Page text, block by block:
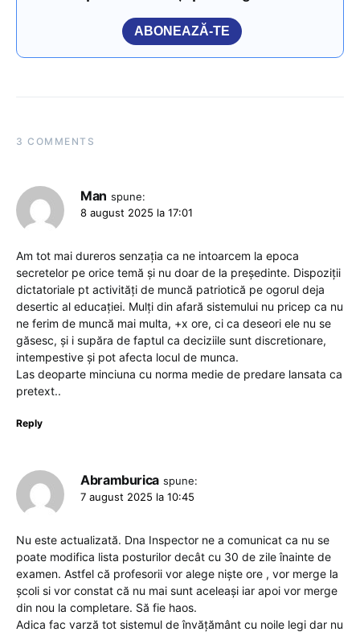
ABONEAZĂ-TE
3 COMMENTS
Man spune:
8 august 2025 la 17:01
Am tot mai dureros senzația ca ne intoarcem la epoca
secretelor pe orice temă și nu doar de la președinte. Dispoziții
dictatoriale pt activități de muncă patriotică pe ogorul deja
desertic al educației. Mulți din afară sistemului nu pricep ca nu
ne ferim de muncă mai multa, +x ore, ci ca deseori ele nu se
găsesc, și i supăra de faptul ca deciziile sunt discretionare,
intempestive și pot afecta locul de munca.
Las deoparte minciuna cu norma medie de predare lansata ca
pretext..
Reply
Abramburica spune:
7 august 2025 la 10:45
Nu este actualizată. Dna Inspector ne a comunicat ca nu se
poate modifica lista posturilor decât cu 30 de zile înainte de
examen. Astfel că profesorii vor alege niște ore , vor merge la
școli si vor constat că nu mai sunt aceleași iar apoi vor merge
din nou la completare. Să fie haos.
Adica fac varză tot sistemul de învățământ cu noile legi dar nu